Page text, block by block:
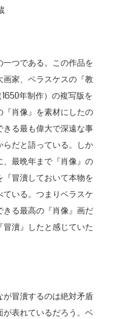
つである。この作品を
家、ベラスケスの『教
年制作）の複写版を
肖像』を素材にしたの
る最も偉大で深遠な事
だと語っている。しか
、最晩年まで『肖像』の
冒瀆しておいて本物を
いる。つまりベラスケ
る最高の『肖像』画だ
瀆』したと感じていた
冒瀆するのは絶対矛盾
表れているだろう。ベ